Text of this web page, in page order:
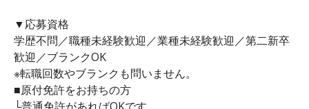
▼応募資格
学歴不問／職種未経験歓迎／業種未経験歓迎／第二新卒
歓迎／ブランクOK
※転職回数やブランクも問いません。
■原付免許をお持ちの方